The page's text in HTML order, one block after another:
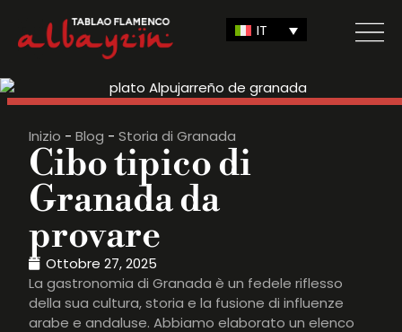
IT
Inizio - Blog - Storia di Granada
Cibo tipico di
Granada da
provare
Ottobre 27, 2025
La gastronomia di Granada è un fedele riflesso
della sua cultura, storia e la fusione di influenze
arabe e andaluse. Abbiamo elaborato un elenco